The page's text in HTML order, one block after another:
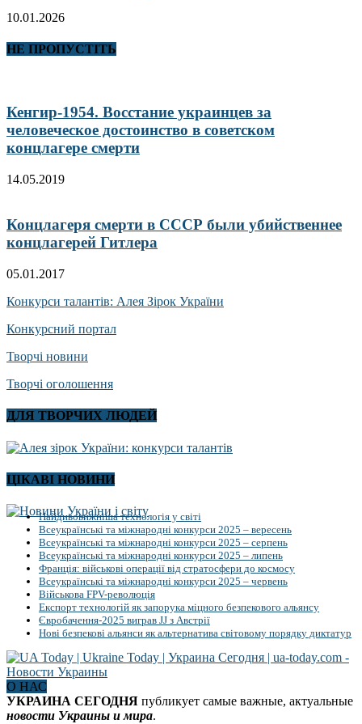
10.01.2026
НЕ ПРОПУСТІТЬ
Кенгир-1954. Восстание украинцев за
человеческое достоинство в советском
концлагере смерти
14.05.2019
Концлагеря смерти в СССР были убийственнее
концлагерей Гитлера
05.01.2017
Конкурси талантів: Алея Зірок України
Конкурсний портал
Творчі новини
Творчі оголошення
ДЛЯ ТВОРЧИХ ЛЮДЕЙ
ЦІКАВІ НОВИНИ
Найдивовижніша технологія у світі
Всеукраїнські та міжнародні конкурси 2025 – вересень
Всеукраїнські та міжнародні конкурси 2025 – серпень
Всеукраїнські та міжнародні конкурси 2025 – липень
Франція: військові операції від стратосфери до космосу
Всеукраїнські та міжнародні конкурси 2025 – червень
Військова FPV-революція
Експорт технологій як запорука міцного безпекового альянсу
Євробачення-2025 виграв JJ з Австрії
Нові безпекові альянси як альтернатива світовому порядку диктатур
О НАС
УКРАИНА СЕГОДНЯ публикует самые важные, актуальные
новости Украины и мира.